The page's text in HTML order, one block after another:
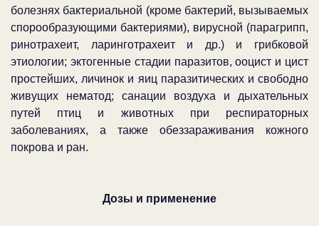
болезнях бактериальной (кроме бактерий, вызываемых
спорообразующими бактериями), вирусной (парагрипп,
ринотрахеит, ларинготрахеит и др.) и грибковой
этиологии; эктогенные стадии паразитов, ооцист и цист
простейших, личинок и яиц паразитических и свободно
живущих нематод; санации воздуха и дыхательных
путей птиц и животных при респираторных
заболеваниях, а также обеззараживания кожного
покрова и ран.
Дозы и применение